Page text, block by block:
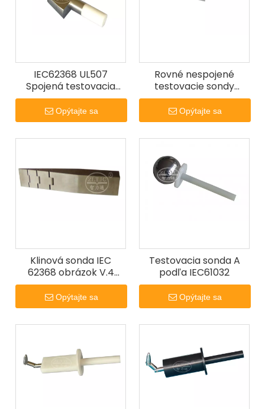
IEC62368 UL507
Spojená testovacia
sonda
Opýtajte sa
Rovné nespojené
testovacie sondy
IEC62368 obrázok V.1
Testovacie prstové
sondy.
Opýtajte sa
Klinová sonda IEC
62368 obrázok V.4
Klinová skúšobná sonda
Opýtajte sa
Testovacia sonda A
podľa IEC61032
Opýtajte sa